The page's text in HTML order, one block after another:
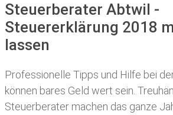
Steuerberater Abtwil -
Steuererklärung 2018
lassen
Professionelle Tipps und Hilfe bei
können bares Geld wert sein.
Steuerberater machen das ganze